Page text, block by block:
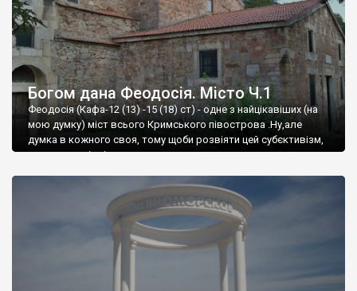
Богом дана Феодосія. Місто Ч.1
Феодосія (Кафа-12 (13) -15 (18) ст) - одне з найцікавіших (на
мою думку) міст всього Кримського півострова .Ну,але
думка в кожного своя, тому щоби розвіяти цей субєктивізм,
запрошую відвідати це